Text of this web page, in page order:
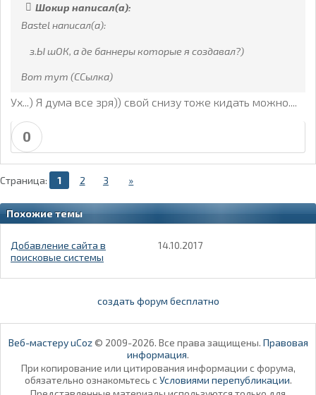
Шокир написал(а):
Bastel написал(а):
з.Ы шОК, а де баннеры которые я создавал?)
Вот тут (ССылка)
Ух...) Я дума все зря)) свой снизу тоже кидать можно....
0
Страница: 1 2 3 »
Похожие темы
Добавление сайта в
поисковые системы
14.10.2017
создать форум бесплатно
Веб-мастеру uCoz© 2009-2026. Все права защищены. Правовая
информация.
При копирование или цитирования информации с форума,
обязательно ознакомьтесь с Условиями перепубликации.